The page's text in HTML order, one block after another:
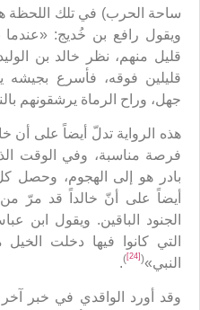
ساحة الحرب) في تلك اللحظة
ويقول رافع بن خُديج:
قليل منهم، نظر خالد بن
قليلين فوقه، فأسرع بجيشه
جهل، وراح الرماة يرشقونهم
هذه الرواية تدلّ أيضاً على أن
فرصة مناسبة، وفي الوقت
بادر هو إلى الهجوم، وحصل
أيضاً على أنّ خالداً قد مرّ
الجنود الباقين. ويقول ابن
التي كانوا فيها دخلت
النبي»(
[24]
)
.
وقد أورد الواقدي في خبر